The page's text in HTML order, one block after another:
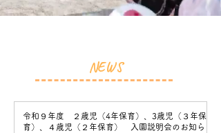
NEWS
令和９年度 ２歳児（4年保育）、3歳児（３年保
育）、４歳児（２年保育） 入園説明会のお知ら